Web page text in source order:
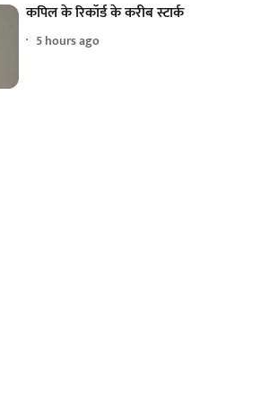
कपिल के रिकॉर्ड के करीब स्टार्क
5 hours ago